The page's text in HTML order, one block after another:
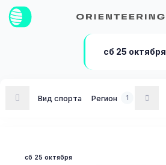
сб 25 октября
Вид спорта Регион 1
сб 25 октября